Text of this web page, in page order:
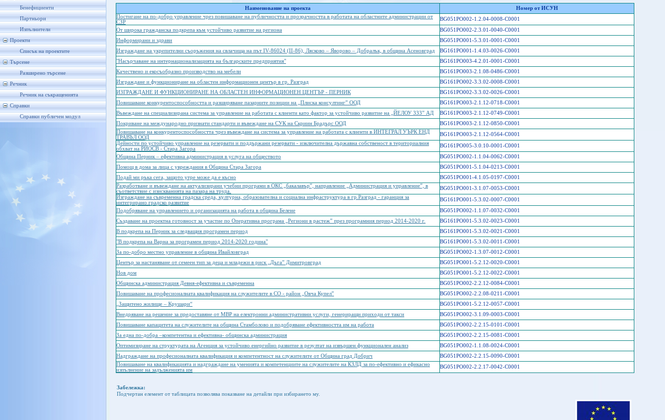
Бенефициенти
Партньори
Изпълнители
Проекти
Списък на проектите
Търсене
Разширено търсене
Речник
Речник на съкращенията
Справки
Справки публичен модул
Наименование на проекта
Номер от ИСУН
Постигане на по-добро управление чрез повишаване на публичността и прозрачността в работата на областните администрации от
СЗР
BG051PO002-1.2.04-0008-C0001
От широка гражданска подкрепа към устойчиво развитие на региона
BG051PO002-2.3.01-0040-C0001
Информирани и здрави
BG051PO001-5.3.01-0001-C0001
Изграждане на укрепителни съоръжения на свлачища на път IV-86024 (II-86), Лясково – Яворово – Добралък, в община Асеновград
BG161PO001-1.4.03-0026-C0001
"Насърчаване на интернационализацията на българските предприятия"
BG161PO003-4.2.01-0001-C0001
Качествено и екосъобразно производство на мебели
BG161PO003-2.1.08-0486-C0001
Изграждане и функциониране на областен информационен център в гр. Разград
BG161PO002-3.3.02-0008-C0001
ИЗГРАЖДАНЕ И ФУНКЦИОНИРАНЕ НА ОБЛАСТЕН ИНФОРМАЦИОНЕН ЦЕНТЪР - ПЕРНИК
BG161PO002-3.3.02-0026-C0001
Повишаване конкурентоспособността и разширяване пазарните позиции на „Плиска консултинг” ООД
BG161PO003-2.1.12-0718-C0001
Въвеждане на специализирана система за управление на работата с клиенти като фактор за устойчиво развитие на „ЙЕЛОУ 333” АД
BG161PO003-2.1.12-0749-C0001
Покриване на международно признати стандарти и въвеждане на СУК на Скриин Брадърс ООД
BG161PO003-2.1.12-0850-C0001
Повишаване на конкурентоспособността чрез въвеждане на система за управление на работата с клиенти в ИНТЕГРАЛ УЪРК ЕНД
ТРАВЪЛ ООД
BG161PO003-2.1.12-0564-C0001
Дейности по устойчиво управление на резервати и поддържани резервати - изключителна държавна собственост в териториалния
обхват на РИОСВ - Стара Загора
BG161PO005-3.0.10-0001-C0001
Община Перник – ефективна администрация в услуга на обществото
BG051PO002-1.1.04-0062-C0001
Помощ в дома за лица с увреждания в Община Стара Загора
BG051PO001-5.1.04-0213-C0001
Подай ми ръка сега, защото утре може да е късно
BG051PO001-4.1.05-0197-C0001
Разработване и въвеждане на актуализирани учебни програми в ОКС „бакалавър”, направление „Администрация и управление”, в
съответствие с изискванията на пазара на труда.
BG051PO001-3.1.07-0053-C0001
Изграждане на съвременна градска среда, културна, образователна и социална инфраструктура в гр.Разград - гаранция за
интегрирано градско развитие
BG161PO001-5.3.02-0007-C0001
Подобряване на управлението и организацията на работа в община Белене
BG051PO002-1.1.07-0032-C0001
Създаване на проектна готовност за участие по Оперативна програма „Региони в растеж” през програмния период 2014-2020 г.
BG161PO001-5.3.02-0023-C0001
В подкрепа на Перник за следващия програмен период
BG161PO001-5.3.02-0021-C0001
"В подкрепа на Варна за програмен период 2014-2020 година"
BG161PO001-5.3.02-0011-C0001
За по-добро местно управление в община Ивайловград
BG051PO002-1.3.07-0012-C0001
Център за настаняване от семеен тип за деца и младежи в риск „Дъга” Димитровград
BG051PO001-5.2.12-0020-C0001
Нов дом
BG051PO001-5.2.12-0022-C0001
Общинска администрация Девня-ефективна и съвременна
BG051PO002-2.2.12-0084-C0001
Повишаване на професионалната квалификация на служителите в СО - район „Овча Купел”
BG051PO002-2.2.08-0211-C0001
„Защитено жилище – Крушари“
BG051PO001-5.2.12-0057-C0001
Внедряване на решение за предоставяне от МВР на електронни административни услуги, генериращи приходи от такси
BG051PO002-3.1.09-0003-C0001
Повишаване капацитета на служителите на община Стамболово и подобряване ефективността им на работа
BG051PO002-2.2.15-0101-C0001
За една по-добра –компетентна и ефективна- общинска администрация
BG051PO002-2.2.15-0081-C0001
Оптимизиране на структурата на Агенция за устойчиво енергийно развитие в резултат на извършен функционален анализ
BG051PO002-1.1.08-0024-C0001
Надграждане на професионалната квалификация и компетентност на служителите от Община град Добрич
BG051PO002-2.2.15-0090-C0001
Повишаване на квалификацията и надграждане на уменията и компетенциите на служителите на КЗЛД за по-ефективно и ефикасно
изпълнение на задълженията им
BG051PO002-2.2.17-0042-C0001
Забележка:
Подчертан елемент от таблицата позволява показване на детайли при избирането му.